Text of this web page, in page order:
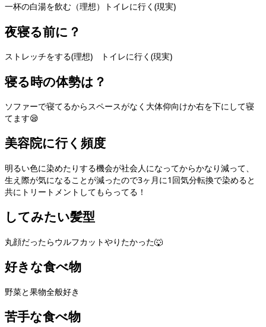
一杯の白湯を飲む（理想）トイレに行く(現実)
夜寝る前に？
ストレッチをする(理想) トイレに行く(現実)
寝る時の体勢は？
ソファーで寝てるからスペースがなく大体仰向けか右を下にして寝
てます😪
美容院に行く頻度
明るい色に染めたりする機会が社会人になってからかなり減って、
生え際が気になることが減ったので3ヶ月に1回気分転換で染めると
共にトリートメントしてもらってる！
してみたい髪型
丸顔だったらウルフカットやりたかった🐺
好きな食べ物
野菜と果物全般好き
苦手な食べ物